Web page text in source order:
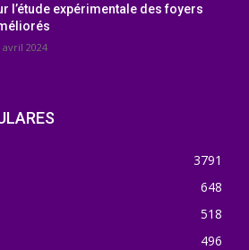
l’étude expérimentale des foyers
avril 2024
3791
648
518
496